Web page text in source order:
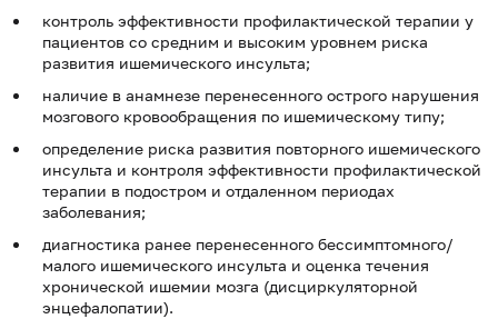
контроль эффективности профилактической терапии у
пациентов со средним и высоким уровнем риска
развития ишемического инсульта;
наличие в анамнезе перенесенного острого нарушения
мозгового кровообращения по ишемическому типу;
определение риска развития повторного ишемического
инсульта и контроля эффективности профилактической
терапии в подостром и отдаленном периодах
заболевания;
диагностика ранее перенесенного бессимптомного/
малого ишемического инсульта и оценка течения
хронической ишемии мозга (дисциркуляторной
энцефалопатии).